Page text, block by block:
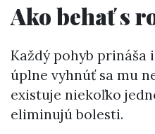
Ako behať s
Každý pohyb prináša
úplne vyhnúť sa mu
existuje niekoľko
eliminujú bolesti.